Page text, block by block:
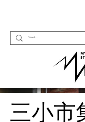
三小市